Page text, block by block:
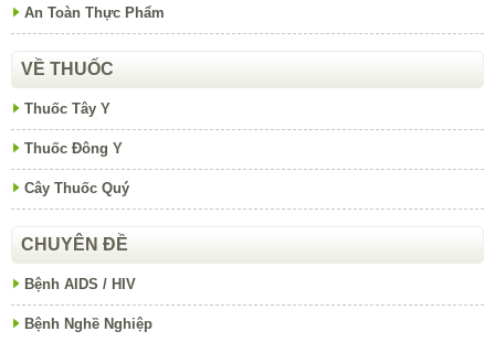
An Toàn Thực Phẩm
VỀ THUỐC
Thuốc Tây Y
Thuốc Đông Y
Cây Thuốc Quý
CHUYÊN ĐỀ
Bệnh AIDS / HIV
Bệnh Nghề Nghiệp